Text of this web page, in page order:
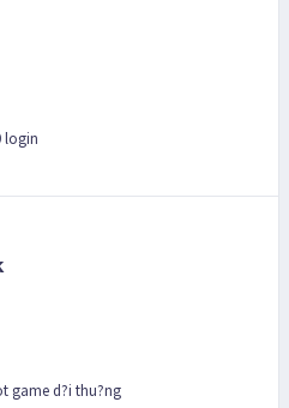
login
game d?i thu?ng